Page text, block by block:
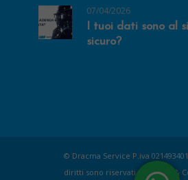
07/04/2026
I tuoi dati sono al
sicuro?
© Dracma Service P.iva
diritti sono riservati |
Privacy &